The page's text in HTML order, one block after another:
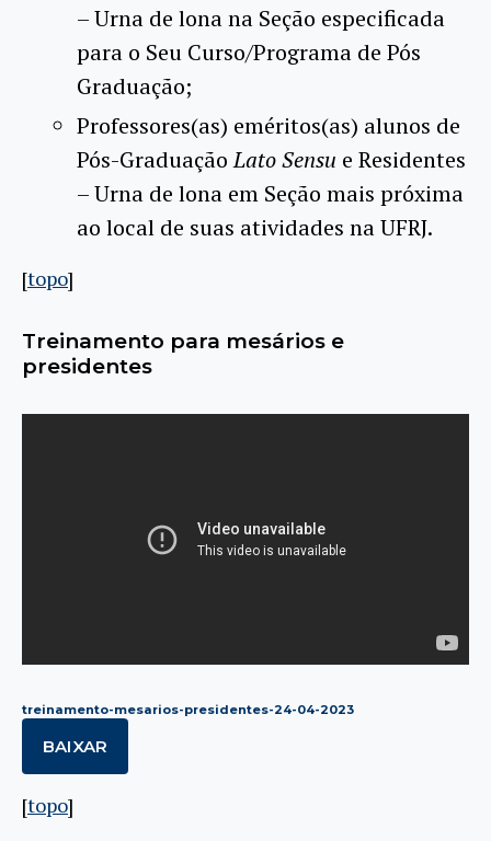
– Urna de lona na Seção especificada
para o Seu Curso/Programa de Pós
Graduação;
Professores(as) eméritos(as) alunos de
Pós-GraduaçãoLato Sensu e Residentes
– Urna de lona em Seção mais próxima
ao local de suas atividades na UFRJ.
[topo]
Treinamento para mesários e
presidentes
treinamento-mesarios-presidentes-24-04-2023
BAIXAR
[topo]